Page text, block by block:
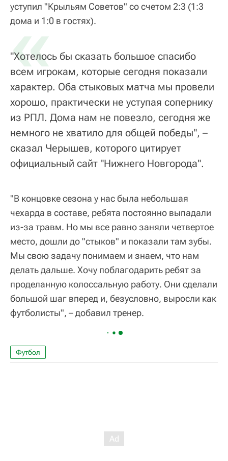
уступил "Крыльям Советов" со счетом 2:3 (1:3
дома и 1:0 в гостях).
«
"Хотелось бы сказать большое спасибо
всем игрокам, которые сегодня показали
характер. Оба стыковых матча мы провели
хорошо, практически не уступая сопернику
из РПЛ. Дома нам не повезло, сегодня же
немного не хватило для общей победы", –
сказал Черышев, которого цитирует
официальный сайт "Нижнего Новгорода".
"В концовке сезона у нас была небольшая
чехарда в составе, ребята постоянно выпадали
из-за травм. Но мы все равно заняли четвертое
место, дошли до "стыков" и показали там зубы.
Мы свою задачу понимаем и знаем, что нам
делать дальше. Хочу поблагодарить ребят за
проделанную колоссальную работу. Они сделали
большой шаг вперед и, безусловно, выросли как
футболисты", – добавил тренер.
Футбол